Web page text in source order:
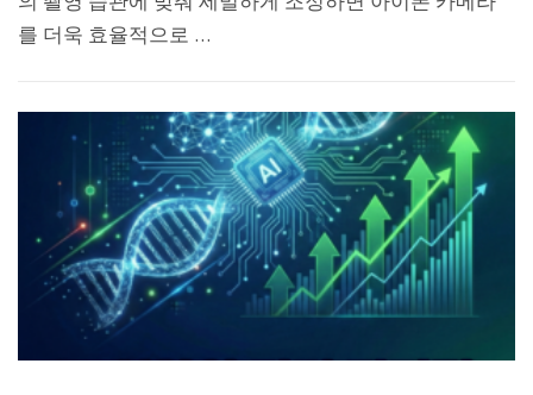
를 더욱 효율적으로 …